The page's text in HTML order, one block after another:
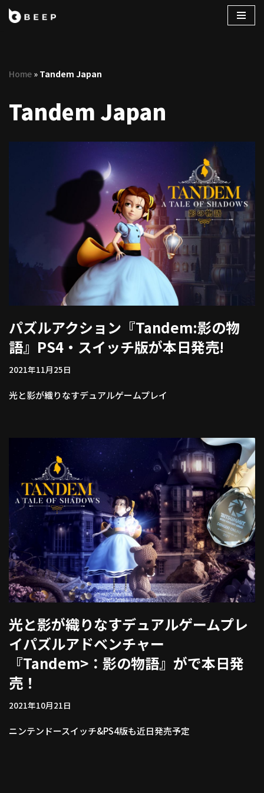
ン
へ
ッ
Home » Tandem Japan
Tandem Japan
パズルアクション『Tandem:影の物
語』PS4・スイッチ版が本日発売!
2021年11月25日
光と影が織りなすデュアルゲームプレイ
光と影が織りなすデュアルゲームプレ
イパズルアドベンチャー
『Tandem>：影の物語』がで本日発
売！
2021年10月21日
ニンテンドースイッチ&PS4版も近日発売予定